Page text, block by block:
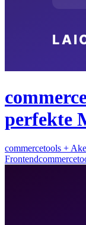
perfekte
commercetools +